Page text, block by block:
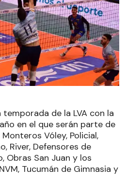
temporada de la LVA con la
en el que serán parte de
Monteros Vóley, Policial,
River, Defensores de
Obras San Juan y los
Tucumán de Gimnasia y